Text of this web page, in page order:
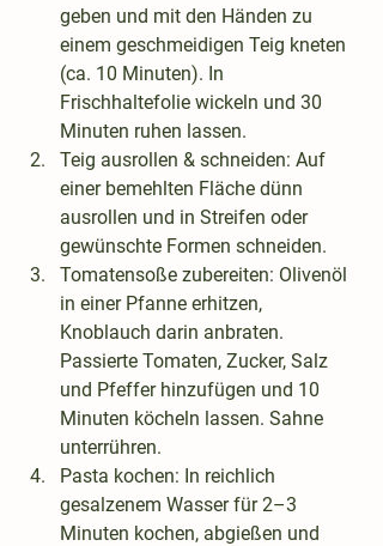
geben und mit den Händen zu
einem geschmeidigen Teig kneten
(ca. 10 Minuten). In
Frischhaltefolie wickeln und 30
Minuten ruhen lassen.
Teig ausrollen & schneiden: Auf
einer bemehlten Fläche dünn
ausrollen und in Streifen oder
gewünschte Formen schneiden.
Tomatensoße zubereiten: Olivenöl
in einer Pfanne erhitzen,
Knoblauch darin anbraten.
Passierte Tomaten, Zucker, Salz
und Pfeffer hinzufügen und 10
Minuten köcheln lassen. Sahne
unterrühren.
Pasta kochen: In reichlich
gesalzenem Wasser für 2–3
Minuten kochen, abgießen und